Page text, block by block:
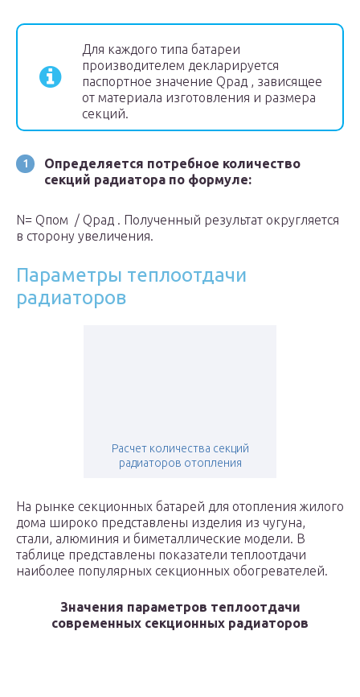
Для каждого типа батареи
производителем декларируется
паспортное значение Qрад , зависящее
от материала изготовления и размера
секций.
Определяется потребное количество
секций радиатора по формуле:
N= Qпом / Qрад . Полученный результат округляется
в сторону увеличения.
Параметры теплоотдачи
радиаторов
Расчет количества секций
радиаторов отопления
На рынке секционных батарей для отопления жилого
дома широко представлены изделия из чугуна,
стали, алюминия и биметаллические модели. В
таблице представлены показатели теплоотдачи
наиболее популярных секционных обогревателей.
Значения параметров теплоотдачи
современных секционных радиаторов